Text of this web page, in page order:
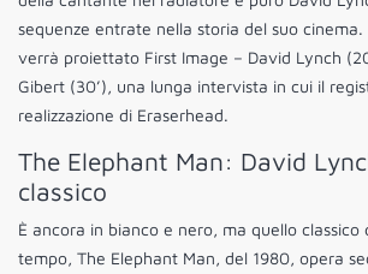
sequenze entrate nella storia del suo
verrà proiettato First Image – David Lynch
Gibert (30’), una lunga intervista in cui il
realizzazione di Eraserhead.
The Elephant Man: David
classico
È ancora in bianco e nero, ma quello classico
tempo, The Elephant Man, del 1980, opera